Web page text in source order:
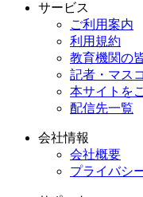
サービス
ご利用案内
利用規約
教育機関の
記者・マス
本サイトを
配信先一覧
会社情報
会社概要
プライバシ